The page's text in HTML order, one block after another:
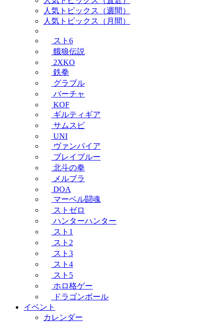
人気トピックス（週間）
人気トピックス（月間）
スト6
餓狼伝説
2XKO
鉄拳
グラブル
バーチャ
KOF
ギルティギア
サムスピ
UNI
ヴァンパイア
ブレイブルー
北斗の拳
メルブラ
DOA
マーベル闘魂
ストゼロ
ハンターハンター
スト1
スト2
スト3
スト4
スト5
ホロ格ゲー
ドラゴンボール
イベント
カレンダー